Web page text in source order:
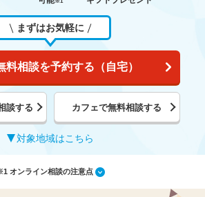
まずはお気軽に
料相談を予約する（自宅）
談する カフェで無料相談する
対象地域はこちら
オンライン相談の注意点